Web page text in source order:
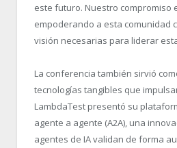
este futuro. Nuestro compromiso
empoderando a esta comunidad
visión necesarias para liderar
La conferencia también sirvió
tecnologías tangibles que
LambdaTest presentó su
agente a agente (A2A), una
agentes de IA validan de forma